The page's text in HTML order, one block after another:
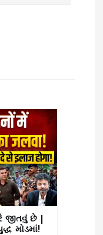
જીતવું છે |
મોડમાં!